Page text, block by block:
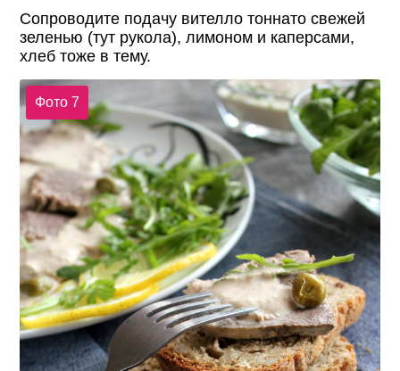
Сопроводите подачу вителло тоннато свежей
зеленью (тут рукола), лимоном и каперсами,
хлеб тоже в тему.
Фото 7